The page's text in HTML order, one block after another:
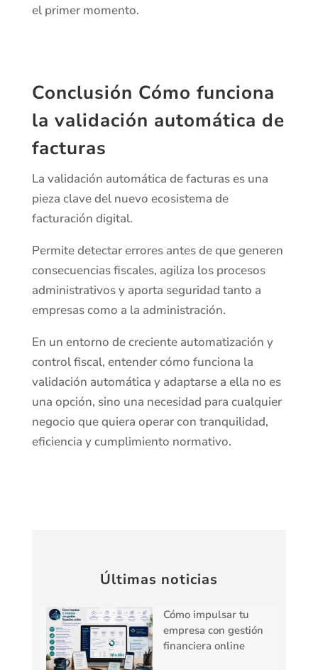
el primer momento.
Conclusión Cómo funciona
la validación automática de
facturas
La validación automática de facturas es una
pieza clave del nuevo ecosistema de
facturación digital.
Permite detectar errores antes de que generen
consecuencias fiscales, agiliza los procesos
administrativos y aporta seguridad tanto a
empresas como a la administración.
En un entorno de creciente automatización y
control fiscal, entender cómo funciona la
validación automática y adaptarse a ella no es
una opción, sino una necesidad para cualquier
negocio que quiera operar con tranquilidad,
eficiencia y cumplimiento normativo.
Últimas noticias
Cómo impulsar tu
empresa con gestión
financiera online